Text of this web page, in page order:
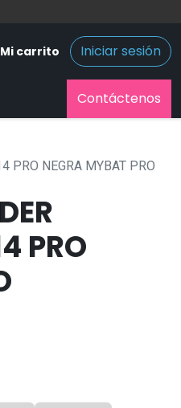
Mi carrito Iniciar sesión
Contáctenos
PRO NEGRA MYBAT PRO
PRO